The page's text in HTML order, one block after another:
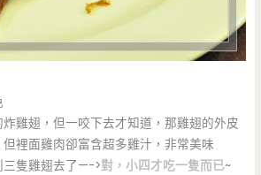
雞翅，但一咬下去才知道，那雞翅的外皮
裡面雞肉卻富含超多雞汁，非常美味
三隻雞翅去了—->對，小四才吃一隻而已~